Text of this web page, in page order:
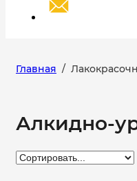
Главная /
Алкидно-